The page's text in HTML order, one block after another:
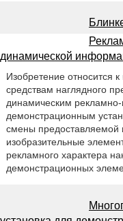
динамической
Изобретение относится
средствам наглядного
динамическим
демонстрационным
смены
изобразительные
рекламного характера
демонстрационных